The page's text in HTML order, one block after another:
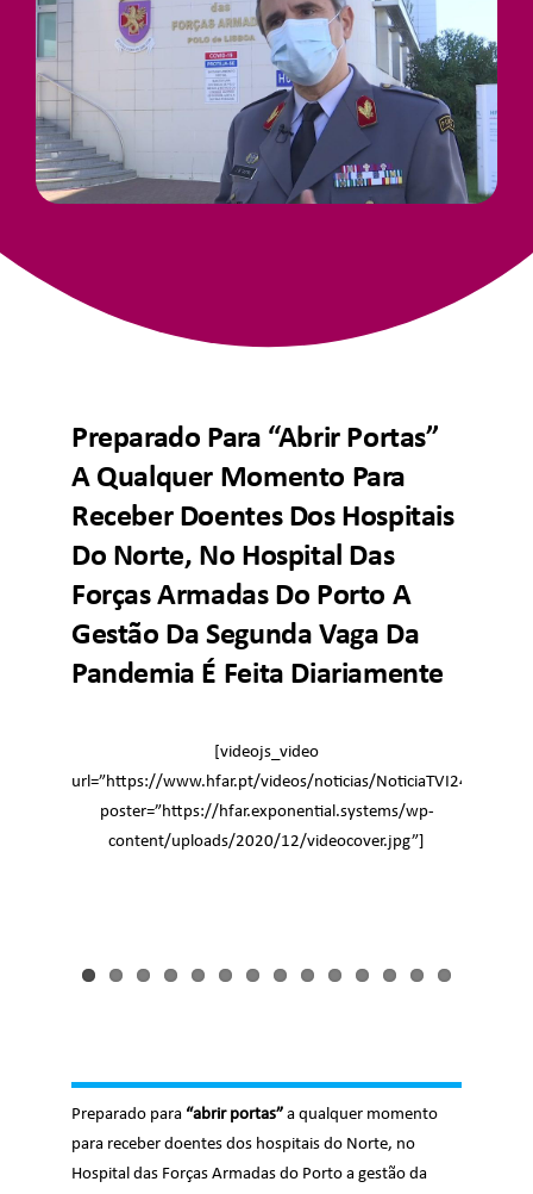
Junte-Se A Nós
Contatos
Preparado Para “abrir Portas”
A Qualquer Momento Para
Receber Doentes Dos Hospitais
Do Norte, No Hospital Das
Forças Armadas Do Porto A
Gestão Da Segunda Vaga Da
Pandemia É Feita Diariamente
[videojs_video
url=”https://www.hfar.pt/videos/noticias/NoticiaTVI24.mp4″
poster=”https://hfar.exponential.systems/wp-
content/uploads/2020/12/videocover.jpg”]
Preparado para “abrir portas”a qualquer momento
para receber doentes dos hospitais do Norte, no
Hospital das Forças Armadas do Porto a gestão da